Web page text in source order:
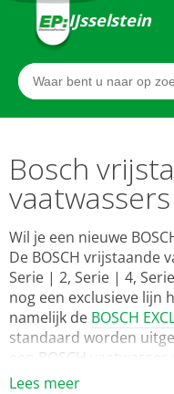
IJsselstein
Bosch
vaatwassers
Wil je een nieuwe
De BOSCH vrijstaande
Serie | 2, Serie | 4,
nog een exclusieve lijn
namelijk de BOSCH
standaard worden
een BOSCH
vaatwasser voor jouw
Lees meer